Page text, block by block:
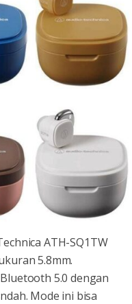
ATH-SQ1TW
5.8mm.
5.0 dengan
Mode ini bisa